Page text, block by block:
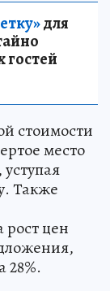
для
гостей
стоимости
место
Также
рост цен
28%.